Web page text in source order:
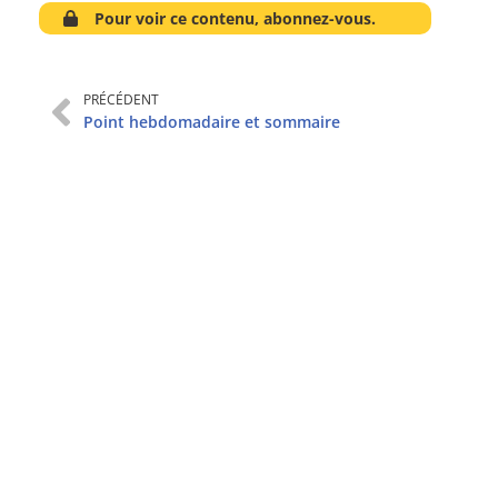
Pour voir ce contenu, abonnez-vous.
PRÉCÉDENT
Point hebdomadaire et sommaire